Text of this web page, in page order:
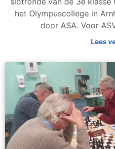
het Olympuscollege in
door ASA. Voor
Lees